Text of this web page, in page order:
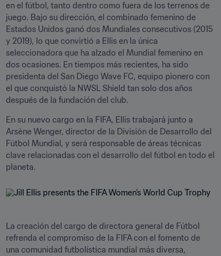
en el fútbol, tanto dentro como fuera de los terrenos de
juego. Bajo su dirección, el combinado femenino de
Estados Unidos ganó dos Mundiales consecutivos (2015
y 2019), lo que convirtió a Ellis en la única
seleccionadora que ha alzado el Mundial femenino en
dos ocasiones. En tiempos más recientes, ha sido
presidenta del San Diego Wave FC, equipo pionero con
el que conquistó la NWSL Shield tan solo dos años
después de la fundación del club.
En su nuevo cargo en la FIFA, Ellis trabajará junto a
Arsène Wenger, director de la División de Desarrollo del
Fútbol Mundial, y será responsable de áreas técnicas
clave relacionadas con el desarrollo del fútbol en todo el
planeta.
La creación del cargo de directora general de Fútbol
refrenda el compromiso de la FIFA con el fomento de
una comunidad futbolística mundial más diversa,